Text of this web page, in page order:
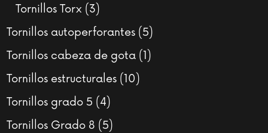
Tornillos Torx 33
productos
Tornillos autoperforantes 55
productos
Tornillos cabeza de gota 1 1
Tornillos estructurales 1010
Tornillos grado 5 44
productos
Tornillos Grado 8 55